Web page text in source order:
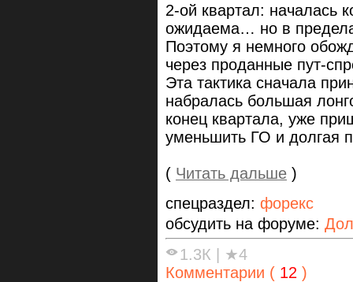
2-ой квартал: началась
ожидаема… но в
Поэтому я немного
через проданные пут-
Эта тактика сначала
набралась большая
конец квартала, уже
уменьшить ГО и долгая
( Читать дальше )
спецраздел: форекс
обсудить на форуме:
1.3К
★4
Комментарии ( 12 )